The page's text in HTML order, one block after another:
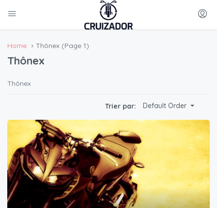
Home Thônex (Page 1)
Thônex
Thônex
Trier par: Default Order